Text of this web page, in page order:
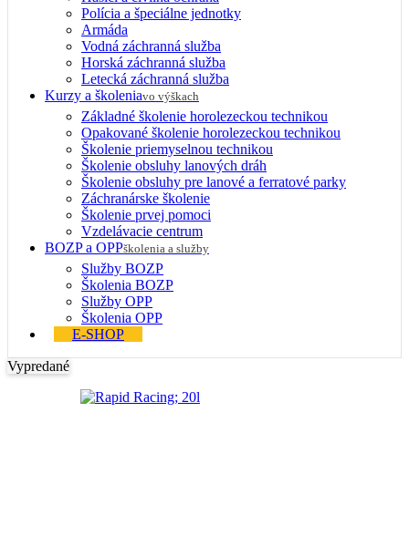
Polícia a špeciálne jednotky
Armáda
Vodná záchranná služba
Horská záchranná služba
Letecká záchranná služba
Kurzy a školeniavo výškach
Základné školenie horolezeckou technikou
Opakované školenie horolezeckou technikou
Školenie priemyselnou technikou
Školenie obsluhy lanových dráh
Školenie obsluhy pre lanové a ferratové parky
Záchranárske školenie
Školenie prvej pomoci
Vzdelávacie centrum
BOZP a OPPškolenia a služby
Služby BOZP
Školenia BOZP
Služby OPP
Školenia OPP
E-SHOP
Vypredané